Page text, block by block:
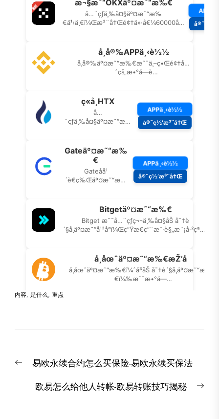
内容, 是什么, 重点
章
Previous易欧永续合约怎么买保险-易欧永续买保法
欧易怎么给他人转帐-欧易转账技巧揭秘